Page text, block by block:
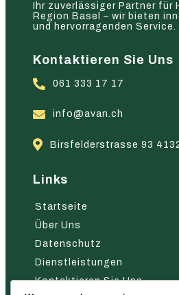
Ihr zuverlässiger Partner für
Region Basel – wir bieten
und hervorragenden Service.
Kontaktieren Sie Uns
061 333 17 17
info@avan.ch
Birsfelderstrasse 93
Links
Startseite
Über Uns
Datenschutz
Dienstleistungen
Kontaktieren Sie Uns